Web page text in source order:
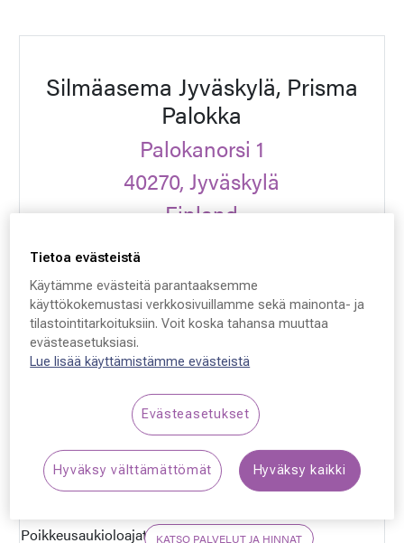
Silmäasema Jyväskylä, Prisma
Palokka
Palokanorsi 1
40270, Jyväskylä
Finland
Ota yhteyttä
jyvaskyla.palokka@silmaasema.fi
ma-pe, 9-18, la, 10-
Poikkeusaukioloajat: KATSO PALVELUT JA HINNAT
Tietoa evästeistä
Käytämme evästeitä parantaaksemme
käyttökokemustasi verkkosivuillamme sekä mainonta- ja
tilastointitarkoituksiin. Voit koska tahansa muuttaa
evästeasetuksiasi.
Lue lisää käyttämistämme evästeistä
Evästeasetukset
Hyväksy välttämättömät Hyväksy kaikki